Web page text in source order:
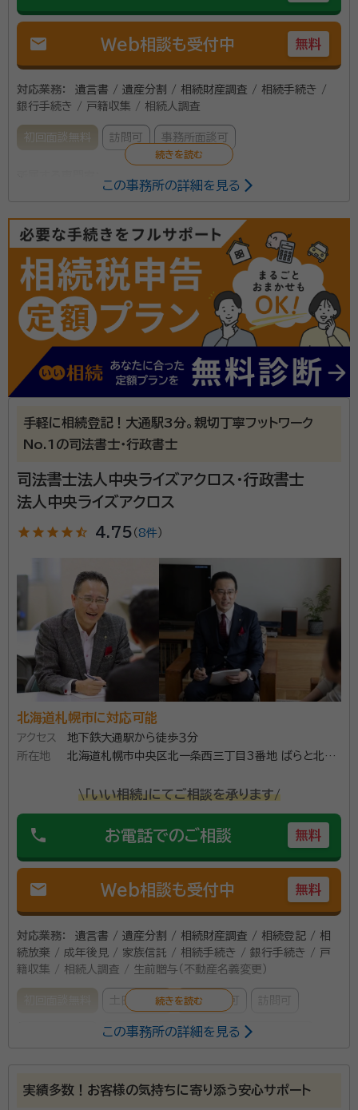
mail Web相談も受付中 無料
対応業務：
遺言書 / 遺産分割 / 相続財産調査 / 相続手続き /
銀行手続き / 戸籍収集 / 相続人調査
初回面談無料 訪問可 事務所面談可
所属団体： 北海道行政書士会
この事務所の詳細を見る
手軽に相続登記！大通駅3分。親切丁寧フットワーク
No.1の司法書士・行政書士
司法書士法人中央ライズアクロス・行政書士
法人中央ライズアクロス
star star star star star_half 4.75 （ 8件 ）
北海道札幌市に対応可能
アクセス
地下鉄大通駅から徒歩３分
所在地
北海道札幌市中央区北一条西三丁目3番地 ばらと北一
\「いい相続」にてご相談を承ります/
phone お電話でのご相談 無料
mail Web相談も受付中 無料
対応業務：
遺言書 / 遺産分割 / 相続財産調査 / 相続登記 / 相
続放棄 / 成年後見 / 家族信託 / 相続手続き / 銀行手続き / 戸
籍収集 / 相続人調査 / 生前贈与（不動産名義変更）
土日相談可 電話相談可 訪問可
オンライン面談可 女性スタッフ対応可
この事務所の詳細を見る
実績多数！お客様の気持ちに寄り添う安心サポート